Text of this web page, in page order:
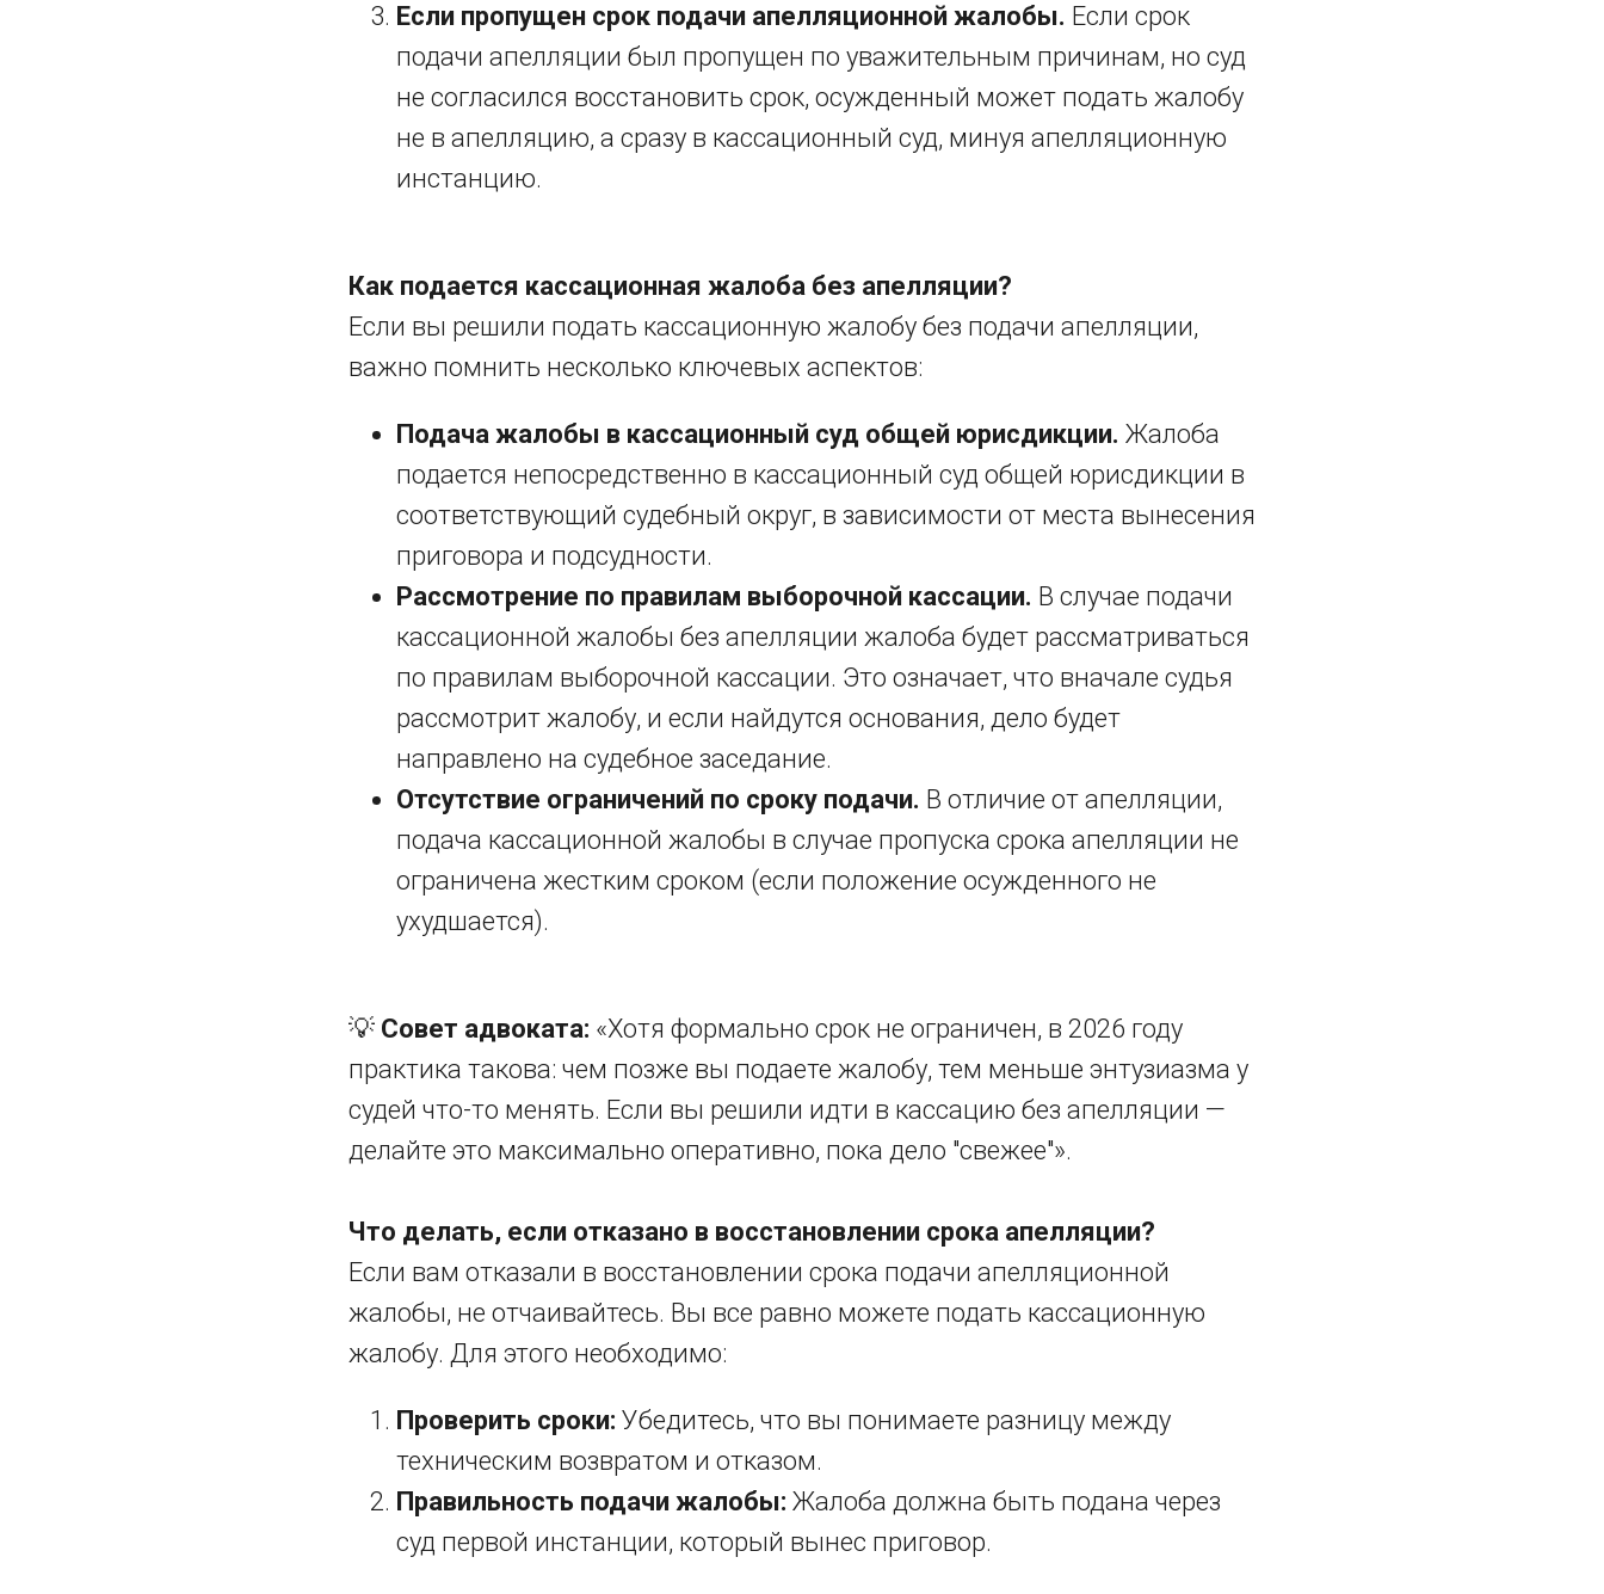
Если пропущен срок подачи апелляционной жалобы. Если срок
подачи апелляции был пропущен по уважительным причинам, но суд
не согласился восстановить срок, осужденный может подать жалобу
не в апелляцию, а сразу в кассационный суд, минуя апелляционную
инстанцию.
Как подается кассационная жалоба без апелляции?
Если вы решили подать кассационную жалобу без подачи апелляции,
важно помнить несколько ключевых аспектов:
Подача жалобы в кассационный суд общей юрисдикции. Жалоба
подается непосредственно в кассационный суд общей юрисдикции в
соответствующий судебный округ, в зависимости от места вынесения
приговора и подсудности.
Рассмотрение по правилам выборочной кассации. В случае подачи
кассационной жалобы без апелляции жалоба будет рассматриваться
по правилам выборочной кассации. Это означает, что вначале судья
рассмотрит жалобу, и если найдутся основания, дело будет
направлено на судебное заседание.
Отсутствие ограничений по сроку подачи. В отличие от апелляции,
подача кассационной жалобы в случае пропуска срока апелляции не
ограничена жестким сроком (если положение осужденного не
ухудшается).
💡 Совет адвоката: «Хотя формально срок не ограничен, в 2026 году
практика такова: чем позже вы подаете жалобу, тем меньше энтузиазма у
судей что-то менять. Если вы решили идти в кассацию без апелляции —
делайте это максимально оперативно, пока дело "свежее"».
Что делать, если отказано в восстановлении срока апелляции?
Если вам отказали в восстановлении срока подачи апелляционной
жалобы, не отчаивайтесь. Вы все равно можете подать кассационную
жалобу. Для этого необходимо:
Проверить сроки: Убедитесь, что вы понимаете разницу между
техническим возвратом и отказом.
Правильность подачи жалобы: Жалоба должна быть подана через
суд первой инстанции, который вынес приговор.